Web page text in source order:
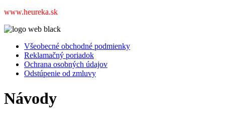
www.heureka.sk
Všeobecné obchodné podmienky
Reklamačný poriadok
Ochrana osobných údajov
Odstúpenie od zmluvy
Návody